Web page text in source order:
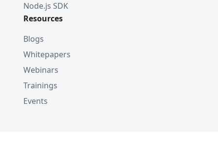
Node.js SDK
Resources
Blogs
Whitepapers
Webinars
Trainings
Events